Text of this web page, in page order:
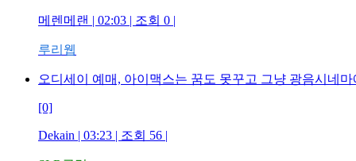
메렌메랜 | 02:03 | 조회 0 |
루리웹
오디세이 예매, 아이맥스는 꿈도 못꾸고 그냥 광음시네마
[0]
Dekain | 03:23 | 조회 56 |